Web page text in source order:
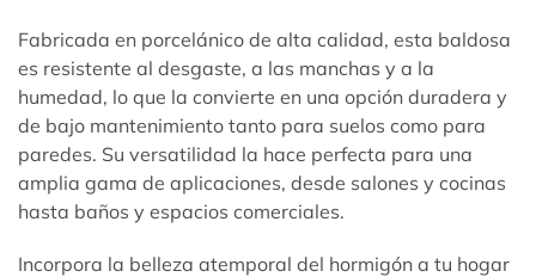
Fabricada en porcelánico de alta calidad, esta baldosa
es resistente al desgaste, a las manchas y a la
humedad, lo que la convierte en una opción duradera y
de bajo mantenimiento tanto para suelos como para
paredes. Su versatilidad la hace perfecta para una
amplia gama de aplicaciones, desde salones y cocinas
hasta baños y espacios comerciales.
Incorpora la belleza atemporal del hormigón a tu hogar